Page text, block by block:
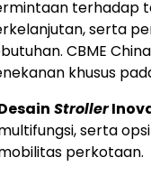
terhadap
serta
CBME
khusus
Stroller
serta
perkotaan.